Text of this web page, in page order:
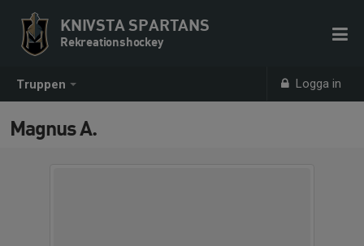
Truppen Logga in
KNIVSTA SPARTANS
Rekreationshockey
Magnus A.